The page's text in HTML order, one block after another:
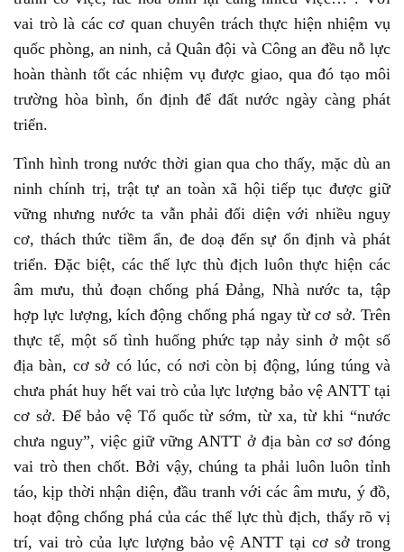
vai trò là các cơ quan chuyên trách thực hiện nhiệm vụ
quốc phòng, an ninh, cả Quân đội và Công an đều nỗ lực
hoàn thành tốt các nhiệm vụ được giao, qua đó tạo môi
trường hòa bình, ổn định để đất nước ngày càng phát
triển.
Tình hình trong nước thời gian qua cho thấy, mặc dù an
ninh chính trị, trật tự an toàn xã hội tiếp tục được giữ
vững nhưng nước ta vẫn phải đối diện với nhiều nguy
cơ, thách thức tiềm ẩn, đe doạ đến sự ổn định và phát
triển. Đặc biệt, các thế lực thù địch luôn thực hiện các
âm mưu, thủ đoạn chống phá Đảng, Nhà nước ta, tập
hợp lực lượng, kích động chống phá ngay từ cơ sở. Trên
thực tế, một số tình huống phức tạp nảy sinh ở một số
địa bàn, cơ sở có lúc, có nơi còn bị động, lúng túng và
chưa phát huy hết vai trò của lực lượng bảo vệ ANTT tại
cơ sở. Để bảo vệ Tổ quốc từ sớm, từ xa, từ khi “nước
chưa nguy”, việc giữ vững ANTT ở địa bàn cơ sơ đóng
vai trò then chốt. Bởi vậy, chúng ta phải luôn luôn tỉnh
táo, kịp thời nhận diện, đầu tranh với các âm mưu, ý đồ,
hoạt động chống phá của các thế lực thù địch, thấy rõ vị
trí, vai trò của lực lượng bảo vệ ANTT tại cơ sở trong